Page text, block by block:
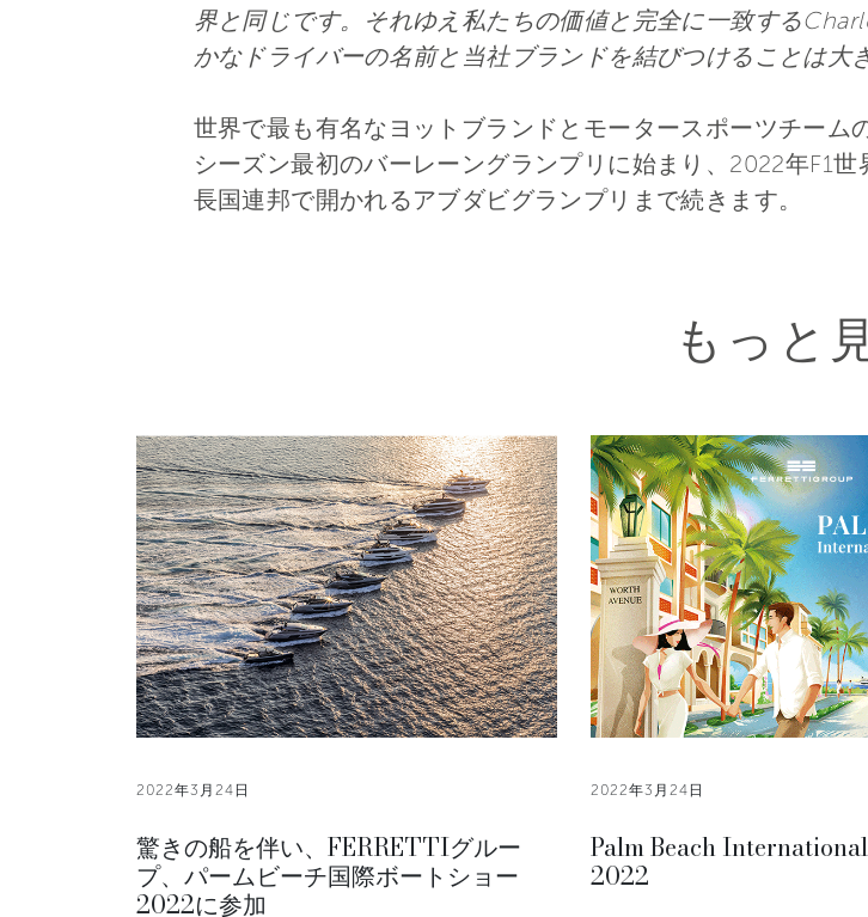
界と同じです。それゆえ私たちの価値と完全に一致する
かなドライバーの名前と当社ブランドを結びつけることは大
世界で最も有名なヨットブランドとモータースポーツチー
シーズン最初のバーレーングランプリに始まり、2022年F1
長国連邦で開かれるアブダビグランプリまで続きます。
もっと
2022年3月24日
驚きの船を伴い、FERRETTIグルー
プ、パームビーチ国際ボートショー
2022に参加
2022年3月24日
Palm Beach
2022